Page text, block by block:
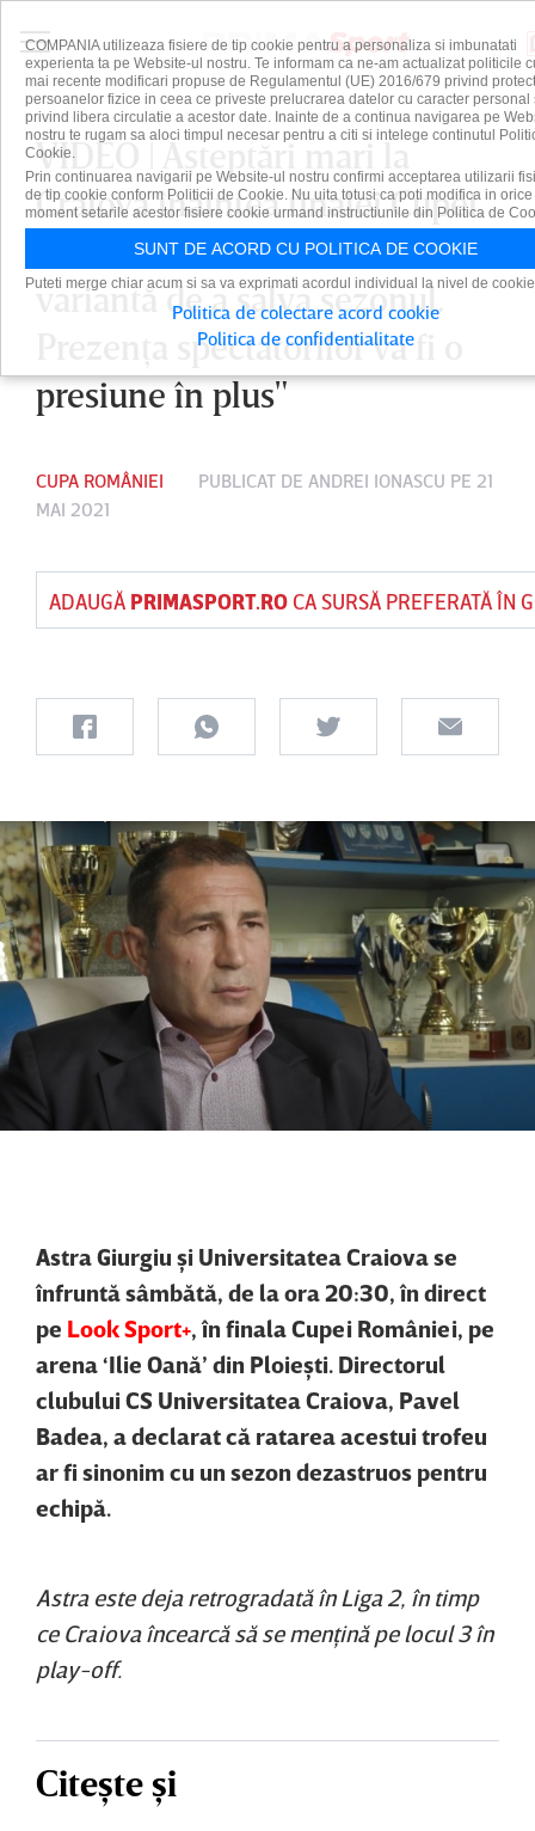
VIDEO | Aşteptări mari la
Craiova înaintea finalei Cupei.
Pavel Badea: "Este ultima
variantă de a salva sezonul.
Prezenţa spectatorilor va fi o
presiune în plus"
CUPA ROMÂNIEI PUBLICAT DE ANDREI IONASCU PE 21
MAI 2021
ADAUGĂ PRIMASPORT.ROCA SURSĂ PREFERATĂ ÎN
Astra Giurgiu şi Universitatea Craiova se
înfruntă sâmbătă, de la ora 20:30, în direct
pe Look Sport+, în finala Cupei României, pe
arena ‘Ilie Oană’ din Ploieşti. Directorul
clubului CS Universitatea Craiova, Pavel
Badea, a declarat că ratarea acestui trofeu
ar fi sinonim cu un sezon dezastruos pentru
echipă.
Astra este deja retrogradată în Liga 2, în timp
ce Craiova încearcă să se menţină pe locul 3 în
play-off.
Citește și
COMPANIA utilizeaza fisiere de tip cookie pentru a personaliza si imbunatati
experienta ta pe Website-ul nostru. Te informam ca ne-am actualizat politicile
mai recente modificari propuse de Regulamentul (UE) 2016/679 privind
persoanelor fizice in ceea ce priveste prelucrarea datelor cu caracter personal
privind libera circulatie a acestor date. Inainte de a continua navigarea pe
nostru te rugam sa aloci timpul necesar pentru a citi si intelege continutul
Cookie.
Prin continuarea navigarii pe Website-ul nostru confirmi acceptarea utilizarii
de tip cookie conform Politicii de Cookie. Nu uita totusi ca poti modifica in orice
moment setarile acestor fisiere cookie urmand instructiunile din Politica de
SUNT DE ACORD CU POLITICA DE COOKIE
Puteti merge chiar acum si sa va exprimati acordul individual la nivel de
Politica de colectare acord cookie
Politica de confidentialitate